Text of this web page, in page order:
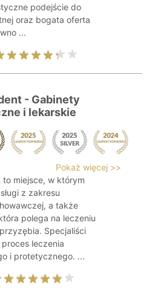
podejście do
oraz bogata oferta
...
- Gabinety
i lekarskie
Pokaż więcej >>
to miejsce, w którym
z zakresu
a także
polega na leczeniu
Specjaliści
leczenia
i protetycznego. ...